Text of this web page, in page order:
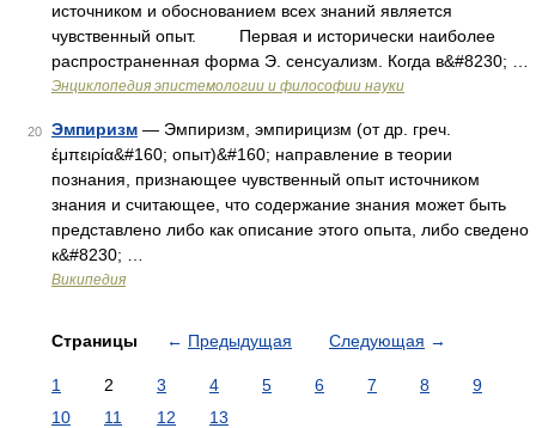
источником и обоснованием всех знаний является
чувственный опыт. Первая и исторически наиболее
распространенная форма Э. сенсуализм. Когда в&#8230; …
Энциклопедия эпистемологии и философии науки
20 Эмпиризм — Эмпиризм, эмпирицизм (от др. греч.
έμπειρία&#160; опыт)&#160; направление в теории
познания, признающее чувственный опыт источником
знания и считающее, что содержание знания может быть
представлено либо как описание этого опыта, либо сведено
к&#8230; …
Википедия
Страницы ← Предыдущая Следующая →
1 2 3 4 5 6 7 8
9
10
11 12 13